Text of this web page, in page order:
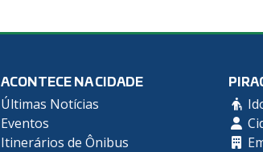
ACONTECE NA CIDADE
Últimas Notícias
Eventos
Itinerários de Ônibus